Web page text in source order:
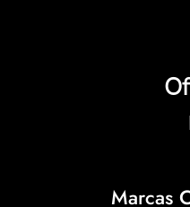
Marcas